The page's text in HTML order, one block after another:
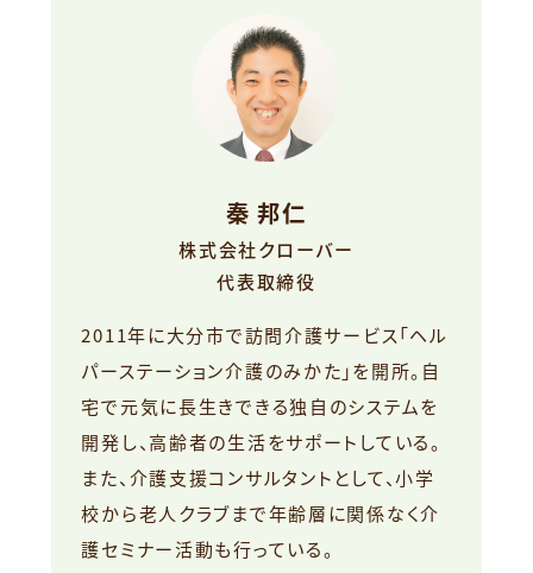
秦 邦仁
株式会社クローバー
代表取締役
2011年に大分市で訪問介護サービス「ヘル
パーステーション介護のみかた」を開所。自
宅で元気に長生きできる独自のシステムを
開発し、高齢者の生活をサポートしている。
また、介護支援コンサルタントとして、小学
校から老人クラブまで年齢層に関係なく介
護セミナー活動も行っている。